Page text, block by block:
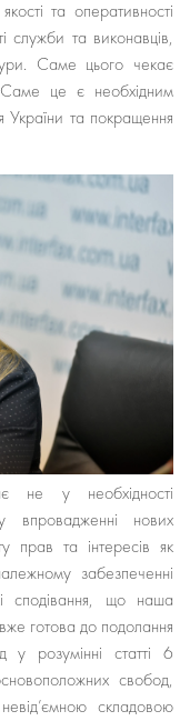
та оперативності
служби та виконавців,
Саме цього чекає
Саме це є необхідним
України та покращення
не у необхідності
нових
прав та інтересів як
забезпеченні
сподівання, що наша
готова до подолання
у розумінні статті 6
свобод,
складовою